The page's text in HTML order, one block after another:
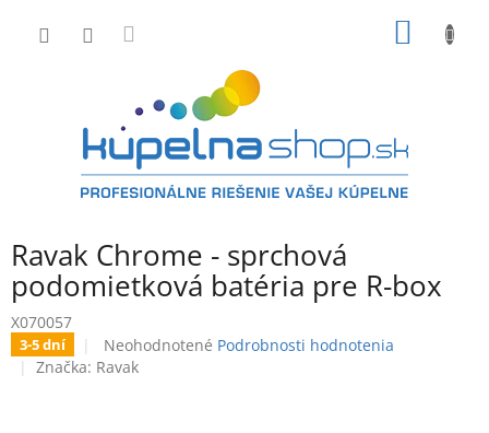
Ravak Chrome - sprchová
podomietková batéria pre R-box
X070057
3-5 dní
Priemerné
hodnotenie
Neohodnotené Podrobnosti hodnotenia
Značka: Ravak